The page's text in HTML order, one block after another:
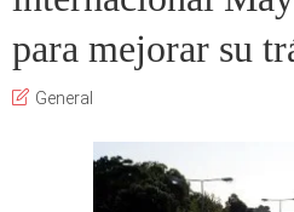
para mejorar su
General